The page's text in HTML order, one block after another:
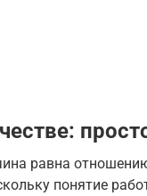
равна
понятие